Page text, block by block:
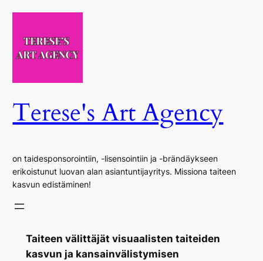
Siirry
Terese's Art Agency
on taidesponsorointiin, -lisensointiin ja -brändäykseen
erikoistunut luovan alan asiantuntijayritys. Missiona taiteen
kasvun edistäminen!
Taiteen välittäjät visuaalisten taiteiden
kasvun ja kansainvälistymisen